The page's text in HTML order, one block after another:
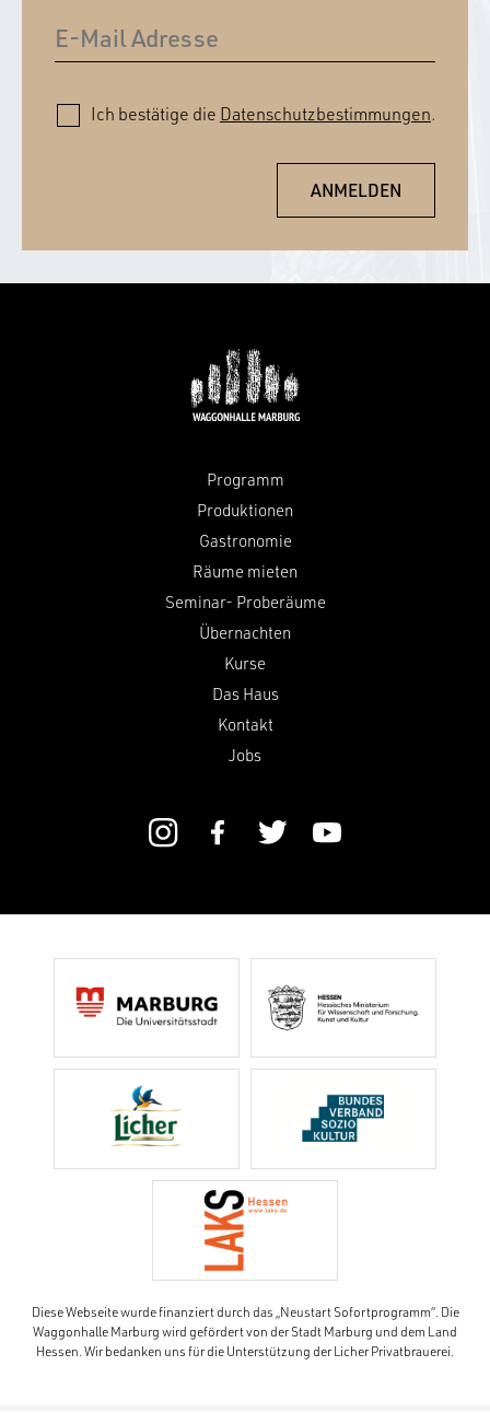
Ich bestätige die Datenschutzbestimmungen.
Programm
Produktionen
Gastronomie
Räume mieten
Seminar- Proberäume
Übernachten
Kurse
Das Haus
Kontakt
Jobs
Diese Webseite wurde finanziert durch das „Neustart Sofortprogramm“. Die
Waggonhalle Marburg wird gefördert von der Stadt Marburg und dem Land
Hessen. Wir bedanken uns für die Unterstützung der Licher Privatbrauerei.